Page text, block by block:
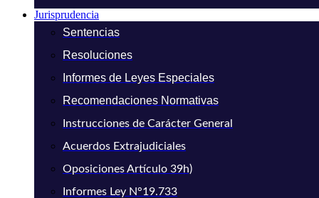
Jurisprudencia
Sentencias
Resoluciones
Informes de Leyes Especiales
Recomendaciones Normativas
Instrucciones de Carácter General
Acuerdos Extrajudiciales
Oposiciones Artículo 39h)
Informes Ley N°19.733